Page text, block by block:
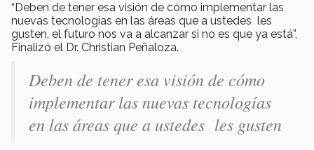
“Deben de tener esa visión de cómo implementar las
nuevas tecnologías en las áreas que a ustedes les
gusten, el futuro nos va a alcanzar si no es que ya está”,
Finalizó el Dr. Christian Peñaloza.
Deben de tener esa visión de cómo
implementar las nuevas tecnologías
en las áreas que a ustedes les gusten